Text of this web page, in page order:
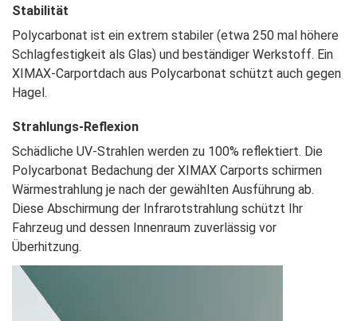
Stabilität
Polycarbonat ist ein extrem stabiler (etwa 250 mal höhere
Schlagfestigkeit als Glas) und beständiger Werkstoff. Ein
XIMAX-Carportdach aus Polycarbonat schützt auch gegen
Hagel.
Strahlungs-Reflexion
Schädliche UV-Strahlen werden zu 100% reflektiert. Die
Polycarbonat Bedachung der XIMAX Carports schirmen
Wärmestrahlung je nach der gewählten Ausführung ab.
Diese Abschirmung der Infrarotstrahlung schützt Ihr
Fahrzeug und dessen Innenraum zuverlässig vor
Überhitzung.